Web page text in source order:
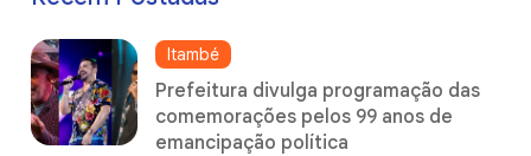
Itambé
Prefeitura divulga programação das
comemorações pelos 99 anos de
emancipação política